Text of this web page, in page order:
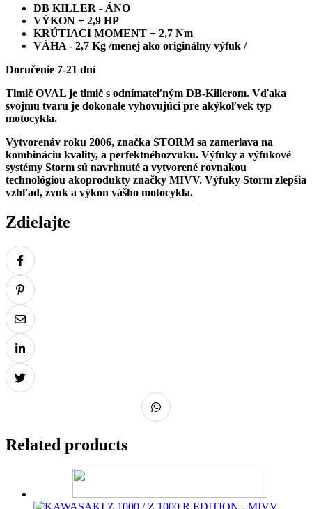
DB KILLER - ÁNO
VÝKON + 2,9 HP
KRÚTIACI MOMENT + 2,7 Nm
VÁHA - 2,7 Kg /menej ako originálny výfuk /
Doručenie 7-21 dní
Tlmič OVAL je tlmič s odnímateľným DB-Killerom. Vďaka
svojmu tvaru je dokonale vyhovujúci pre akýkoľvek typ
motocykla.
Vytvorenáv roku 2006, značka STORM sa zameriava na
kombináciu kvality, a perfektnéhozvuku. Výfuky a výfukové
systémy Storm sú navrhnuté a vytvorené rovnakou
technológiou akoprodukty značky MIVV. Výfuky Storm zlepšia
vzhľad, zvuk a výkon vášho motocykla.
Zdielajte
Related products